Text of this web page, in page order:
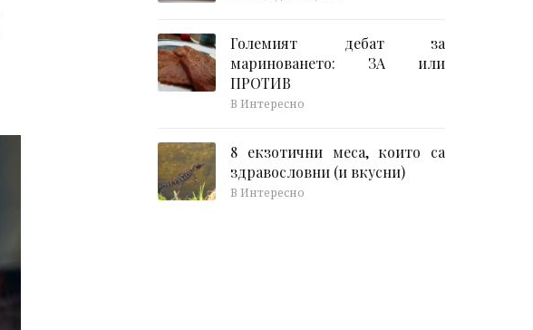
Големият дебат за
мариноването: ЗА или
ПРОТИВ
В Интересно
8 екзотични меса, които са
здравословни (и вкусни)
В Интересно